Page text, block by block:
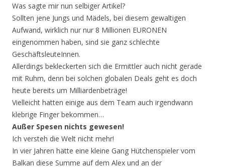
Was sagte mir nun selbiger Artikel?
Sollten jene Jungs und Mädels, bei diesem gewaltigen
Aufwand, wirklich nur nur 8 Millionen EURONEN
eingenommen haben, sind sie ganz schlechte
GeschäftsleuteInnen.
Allerdings bekleckerten sich die Ermittler auch nicht gerade
mit Ruhm, denn bei solchen globalen Deals geht es doch
heute bereits um Milliardenbeträge!
Vielleicht hatten einige aus dem Team auch irgendwann
klebrige Finger bekommen…
Außer Spesen nichts gewesen!
Ich versteh die Welt nicht mehr!
In vier Jahren hätte eine kleine Gang Hütchenspieler vom
Balkan diese Summe auf dem Alex und an der